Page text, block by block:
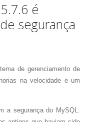
é
segurança
de gerenciamento de
na velocidade e um
a segurança do MySQL.